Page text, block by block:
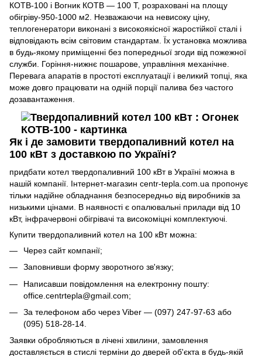
КОТВ-100 і Вогник КОТВ — 100 Т, розраховані на площу
обігріву-950-1000 м2. Незважаючи на невисоку ціну,
теплогенератори виконані з високоякісної жаростійкої сталі і
відповідають всім світовим стандартам. Їх установка можлива
в будь-якому приміщенні без попередньої згоди від пожежної
служби. Горіння-нижнє пошарове, управління механічне.
Перевага апаратів в простоті експлуатації і великий топці, яка
може довго працювати на одній порції палива без частого
дозавантаження.
Як і де замовити твердопаливний котел на
100 кВт з доставкою по Україні?
придбати котел твердопаливний 100 кВт в Україні можна в
нашій компанії. Інтернет-магазин centr-tepla.com.ua пропонує
тільки надійне обладнання безпосередньо від виробників за
низькими цінами. В наявності є опалювальні прилади від 10
кВт, інфрачервоні обігрівачі та високоміцні комплектуючі.
Купити твердопаливний котел на 100 кВт можна:
Через сайт компанії;
Заповнивши форму зворотного зв'язку;
Написавши повідомлення на електронну пошту:
office.centrtepla@gmail.com;
За телефоном або через Viber — (097) 247-97-63 або
(095) 518-28-14.
Заявки обробляються в лічені хвилини, замовлення
доставляється в стислі терміни до дверей об'єкта в будь-якій